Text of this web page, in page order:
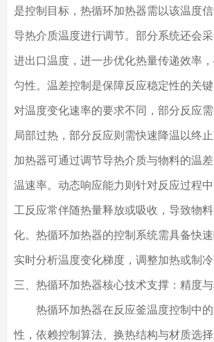
是控制目标，热循环加热器需以该温度
导热介质温度进行调节。部分系统还会
进出口温度，进一步优化热量传递效率
匀性。温差控制是保障反应稳定性的关
对温度变化速率的要求不同，部分反应
局部过热，部分反应则需快速降温以终
加热器可通过调节导热介质与物料的温
温速率。动态响应能力则针对反应过程
工反应常伴随热量释放或吸收，导致物
化。热循环加热器的控制系统需具备快
实时分析温度变化梯度，调整加热或制冷
三、热循环加热器核心技术支撑：精度
热循环加热器在反应釜温度控制中的
性，依赖控制算法、换热结构与材质选